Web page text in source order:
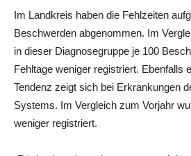
Im Landkreis haben die Fehlzeiten
Beschwerden abgenommen. Im
in dieser Diagnosegruppe je 100
Fehltage weniger registriert. Ebenfalls
Tendenz zeigt sich bei Erkrankungen
Systems. Im Vergleich zum Vorjahr
weniger registriert.